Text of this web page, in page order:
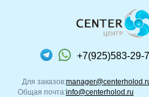
+7(925)583-29-
Для заказов:
Общая почта:info@centerholod.ru